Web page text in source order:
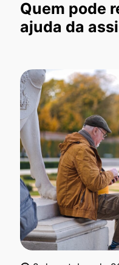
Quem pode
ajuda da